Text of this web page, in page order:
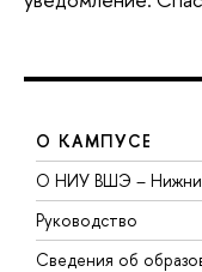
О КАМПУСЕ
О НИУ ВШЭ –
Руководство
Сведения об